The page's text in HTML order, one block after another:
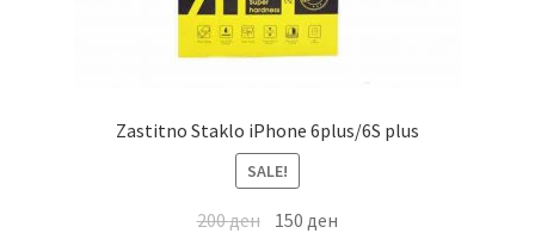
Zastitno Staklo iPhone 6plus/6S plus
SALE!
200ден 150 ден